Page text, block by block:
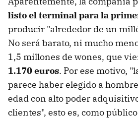
listo el terminal para la
producir "alrededor de un
No será barato, ni mucho
1,5 millones de wones, que
1.170 euros. Por ese motivo,
parece haber elegido a
edad con alto poder
clientes", esto es, como